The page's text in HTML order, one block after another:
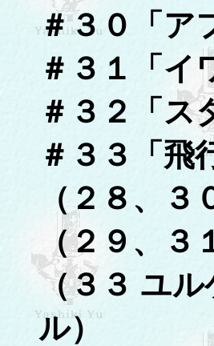
＃３０「ア
＃３１「イ
＃３２「ス
＃３３「飛
（２８、
（２９、
（３３ ユ
ル）